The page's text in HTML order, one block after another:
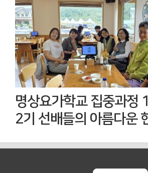
명상요가학교 집중과정
2기 선배들의 아름다운